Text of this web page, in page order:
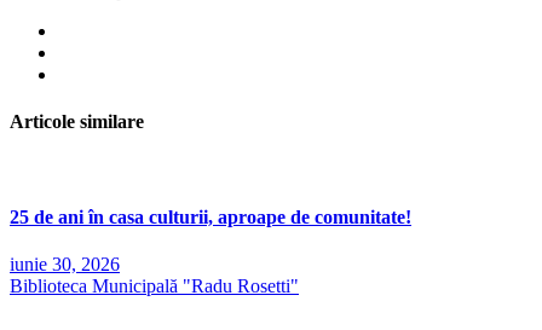
Articole similare
25 de ani în casa culturii, aproape de comunitate!
iunie 30, 2026
Biblioteca Municipală "Radu Rosetti"